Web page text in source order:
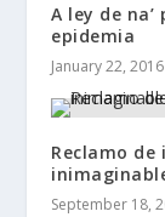
A ley de
epidemia
January 22, 2016
Reclamo de
September 18,